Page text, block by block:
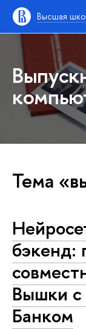
Высшая
Тема
бэкенд:
Вышки
Банком